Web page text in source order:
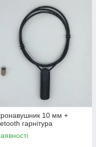
10 мм +
гарнітура